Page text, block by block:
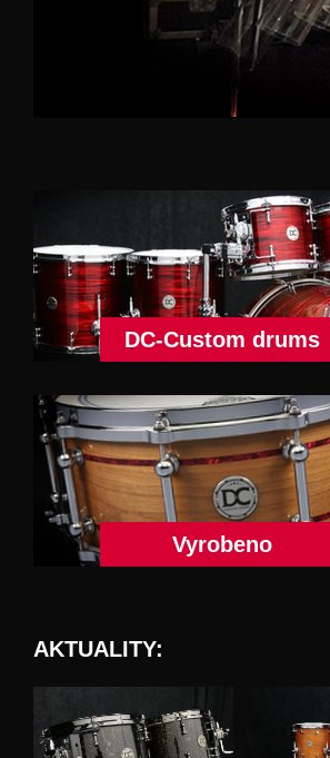
DC-Custom drums
Vyrobeno
AKTUALITY: